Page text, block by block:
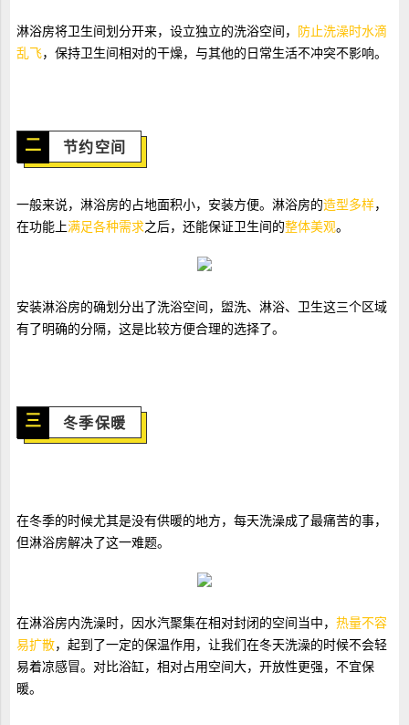
淋浴房将卫生间划分开来，设立独立的洗浴空间，
防止洗澡时水滴
乱飞，保持卫生间相对的干燥，与其他的日常生活不冲突不影响。
二 节约空间
一般来说，淋浴房的占地面积小，安装方便。淋浴房的造型多样，
在功能上满足各种需求之后，还能保证卫生间的整体美观。
安装淋浴房的确划分出了洗浴空间，盥洗、淋浴、卫生这三个区域
有了明确的分隔，这是比较方便合理的选择了。
三 冬季保暖
在冬季的时候尤其是没有供暖的地方，每天洗澡成了最痛苦的事，
但淋浴房解决了这一难题。
在淋浴房内洗澡时，因水汽聚集在相对封闭的空间当中， 热量不容
易扩散，起到了一定的保温作用，让我们在冬天洗澡的时候不会轻
易着凉感冒。对比浴缸，相对占用空间大，开放性更强，不宜保
暖。